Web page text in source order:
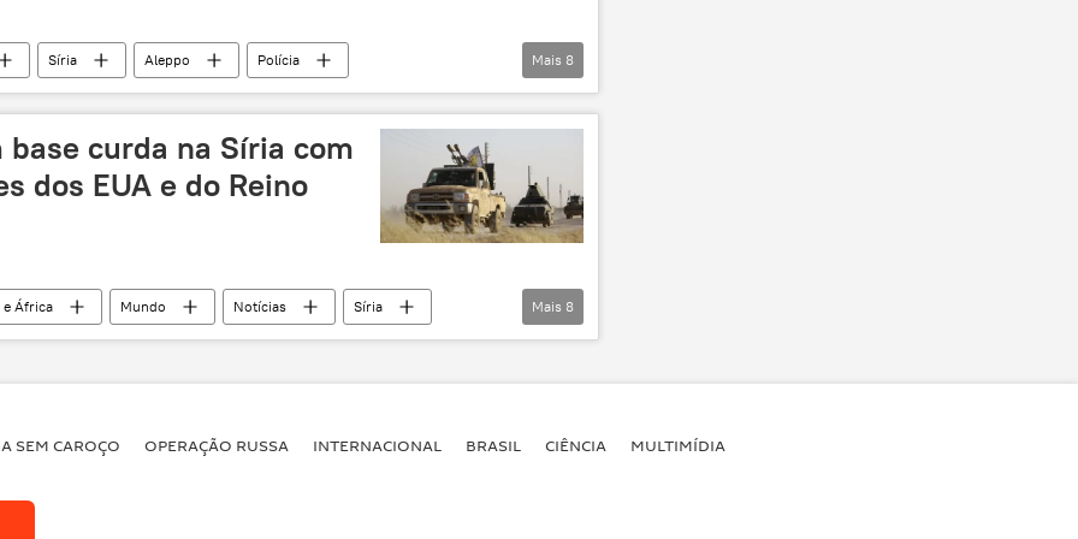
Síria Aleppo
Polícia
militares russos soldados sirios
batalha
Mais 8
curda na Síria com
dos EUA e do Reino
e África Mundo Notícias
Síria
Tal Tamer base milícia curda
curdos
Mais 8
SEM CAROÇO OPERAÇÃO RUSSA INTERNACIONAL BRASIL CIÊNCIA MULTIMÍDIA